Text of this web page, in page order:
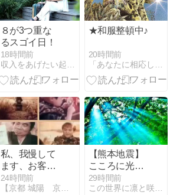
８が3つ重な
るスゴイ日！
18時間前
収入をあげたい起業初期のあなたのための九星氣学鑑定
★和服整頓中♪
20時間前
私、我慢して
ます、お客様
は〇〇ではな
いから。
24時間前
【京都 城陽 京田辺】タロット鑑定 牧野 和美。
【熊本地震】
こころに光を
灯す、SNSを
通じて届く
29時間前
この世界に凛と咲く「MYブランドを創る１２のすゝめかた」